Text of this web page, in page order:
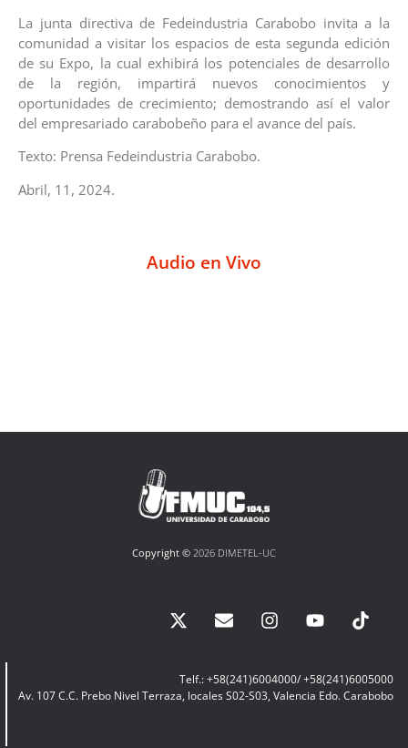
La junta directiva de Fedeindustria Carabobo invita a la
comunidad a visitar los espacios de esta segunda edición
de su Expo, la cual exhibirá los potenciales de desarrollo
de la región, impartirá nuevos conocimientos y
oportunidades de crecimiento; demostrando así el valor
del empresariado carabobeño para el avance del país.
Texto: Prensa Fedeindustria Carabobo.
Abril, 11, 2024.
Audio en Vivo
Copyright © 2026 DIMETEL-UC
Telf.: +58(241)6004000/ +58(241)6005000
Av. 107 C.C. Prebo Nivel Terraza, locales S02-S03, Valencia Edo. Carabobo